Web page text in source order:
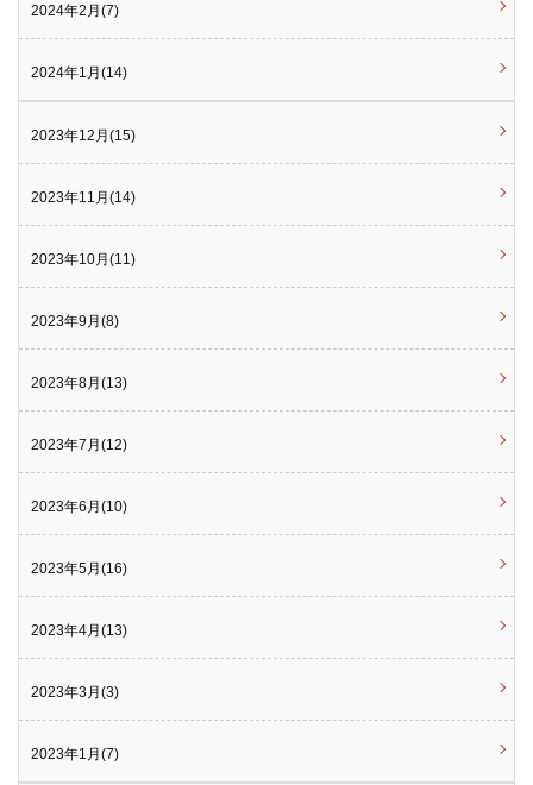
2024年2月(7)
2024年1月(14)
2023年12月(15)
2023年11月(14)
2023年10月(11)
2023年9月(8)
2023年8月(13)
2023年7月(12)
2023年6月(10)
2023年5月(16)
2023年4月(13)
2023年3月(3)
2023年1月(7)